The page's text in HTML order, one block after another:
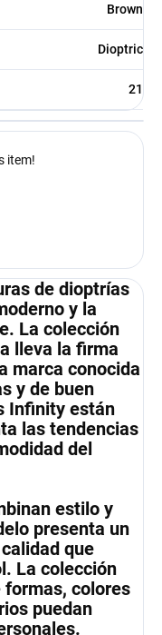
Brown
Dioptric
21
item!
de dioptrías
y la
La colección
lleva la firma
marca conocida
y de buen
Infinity están
las tendencias
del
estilo y
presenta un
que
La colección
formas, colores
puedan